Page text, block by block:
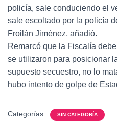
policía, sale conduciendo el
sale escoltado por la policía
Froilán Jiménez, añadió.
Remarcó que la Fiscalía
se utilizaron para posicionar
supuesto secuestro, no lo
hubo intento de golpe de
Categorías: SIN CATEGORÍA